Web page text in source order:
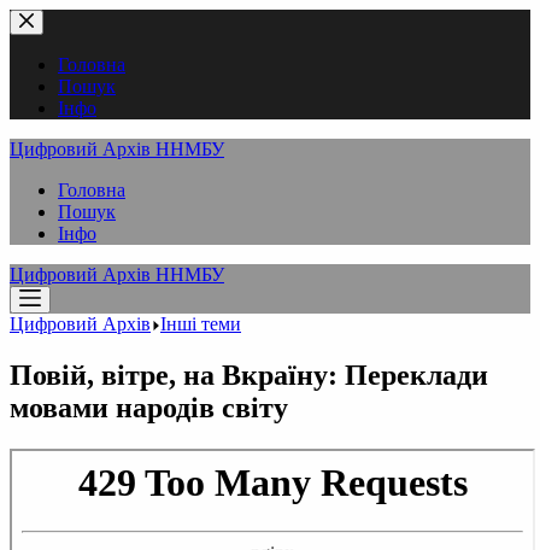
Перейти
до
вмістуГоловна
Пошук
Інфо
Цифровий Архів ННМБУ
Головна
Пошук
Інфо
Цифровий Архів ННМБУ
Цифровий Архів Інші теми
Повій, вітре, на Вкраїну: Переклади
мовами народів світу